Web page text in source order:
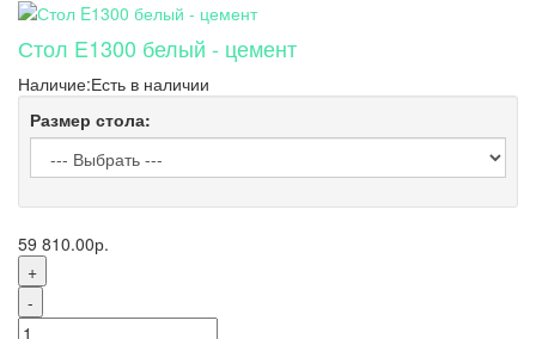
Стол E1300 белый - цемент
Наличие:Есть в наличии
Размер стола:
59 810.00р.
+
-